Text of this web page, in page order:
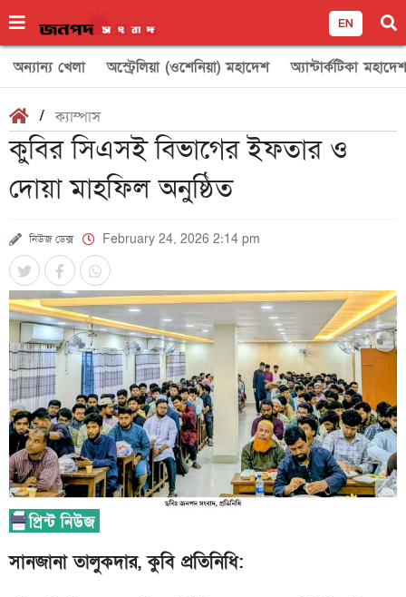
EN
অন্যান্য খেলা অস্ট্রেলিয়া (ওশেনিয়া) মহাদেশ অ্যান্টার্কটিকা মহাদেশ
/ক্যাম্পাস
কুবির সিএসই বিভাগের ইফতার ও
দোয়া মাহফিল অনুষ্ঠিত
নিউজ ডেক্স February 24, 2026 2:14 pm
সানজানা তালুকদার, কুবি প্রতিনিধি: